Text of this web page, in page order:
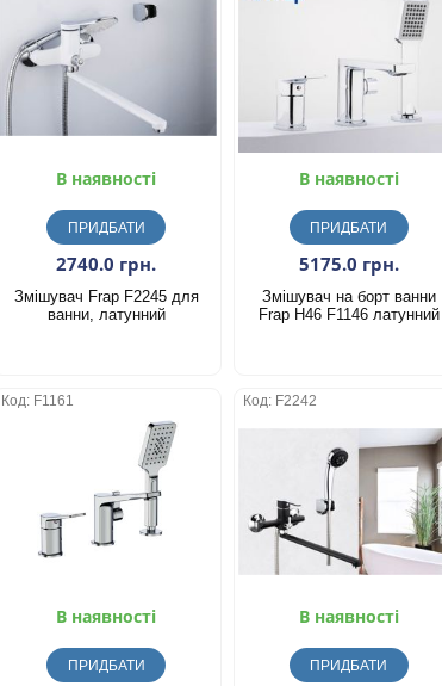
В наявності
ПРИДБАТИ
2740.0 грн.
Змішувач Frap F2245 для
ванни, латунний
В наявності
ПРИДБАТИ
5175.0 грн.
Змішувач на борт ванни
Frap H46 F1146 латунний
Код: F1161
В наявності
ПРИДБАТИ
Код: F2242
В наявності
ПРИДБАТИ